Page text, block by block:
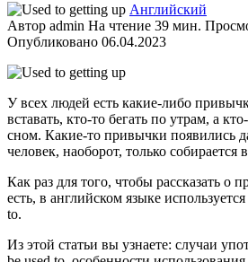
Английский
Автор admin На чтение 39 мин.
Опубликовано 06.04.2023
У всех людей есть какие-либо
вставать, кто-то бегать по утрам, а
сном. Какие-то привычки появились
человек, наоборот, только собирается
Как раз для того, чтобы рассказать о
есть, в английском языке
to.
Из этой статьи вы узнаете: случаи